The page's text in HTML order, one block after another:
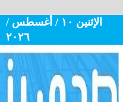
الإثنين ١٠ / أغسطس /
٢٠٢٦